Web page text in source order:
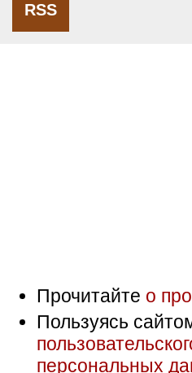
RSS
Прочитайте о
Пользуясь
персональных